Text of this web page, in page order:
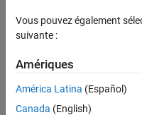
Vous pouvez également
suivante :
Amériques
América Latina (Español)
Canada (English)